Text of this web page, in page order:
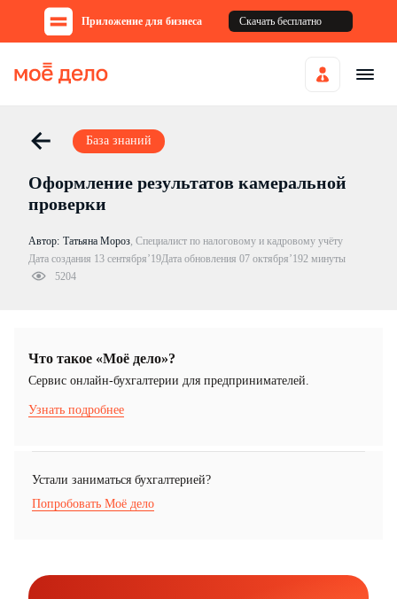
Приложение для бизнеса Скачать бесплатно
База знаний
Оформление результатов камеральной
проверки
Автор: Татьяна Мороз, Специалист по налоговому и кадровому учёту
Дата создания 13 сентября’19Дата обновления 07 октября’192 минуты
5204
Что такое «Моё дело»?
Cервис онлайн-бухгалтерии для предпринимателей.
Узнать подробнее
Устали заниматься бухгалтерией?
Попробовать Моё дело